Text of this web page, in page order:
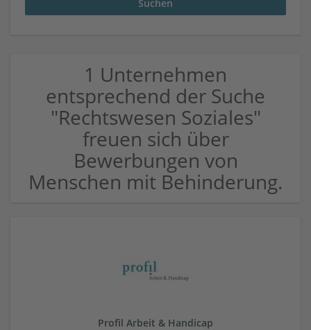
1 Unternehmen
entsprechend der Suche
"Rechtswesen Soziales"
freuen sich über
Bewerbungen von
Menschen mit Behinderung.
Profil Arbeit & Handicap